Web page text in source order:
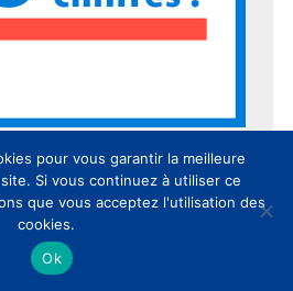
pour vous garantir la meilleure
Si vous continuez à utiliser ce
que vous acceptez l'utilisation des
cookies.
Ok